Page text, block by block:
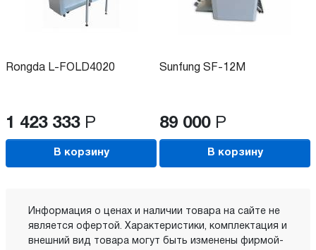
Rongda L-FOLD4020
1 423 333 Р
В корзину
Sunfung SF-12M
89 000 Р
В корзину
Информация о ценах и наличии товара на сайте не
является офертой. Характеристики, комплектация и
внешний вид товара могут быть изменены фирмой-